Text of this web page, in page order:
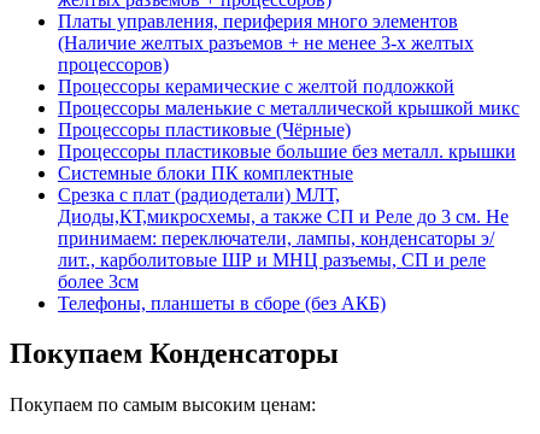
Платы управления, периферия много элементов
(Наличие желтых разъемов + не менее 3-х желтых
процессоров)
Процессоры керамические с желтой подложкой
Процессоры маленькие с металлической крышкой микс
Процессоры пластиковые (Чёрные)
Процессоры пластиковые большие без металл. крышки
Системные блоки ПК комплектные
Срезка с плат (радиодетали) МЛТ,
Диоды,КТ,микросхемы, а также СП и Реле до 3 см. Не
принимаем: переключатели, лампы, конденсаторы э/
лит., карболитовые ШР и МНЦ разъемы, СП и реле
более 3см
Телефоны, планшеты в сборе (без АКБ)
Покупаем Конденсаторы
Покупаем по самым высоким ценам: